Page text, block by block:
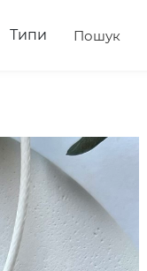
Типи Пошук